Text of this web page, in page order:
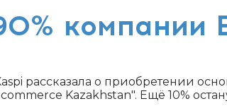
компании
рассказала о приобретении
Kazakhstan". Ещё 10%